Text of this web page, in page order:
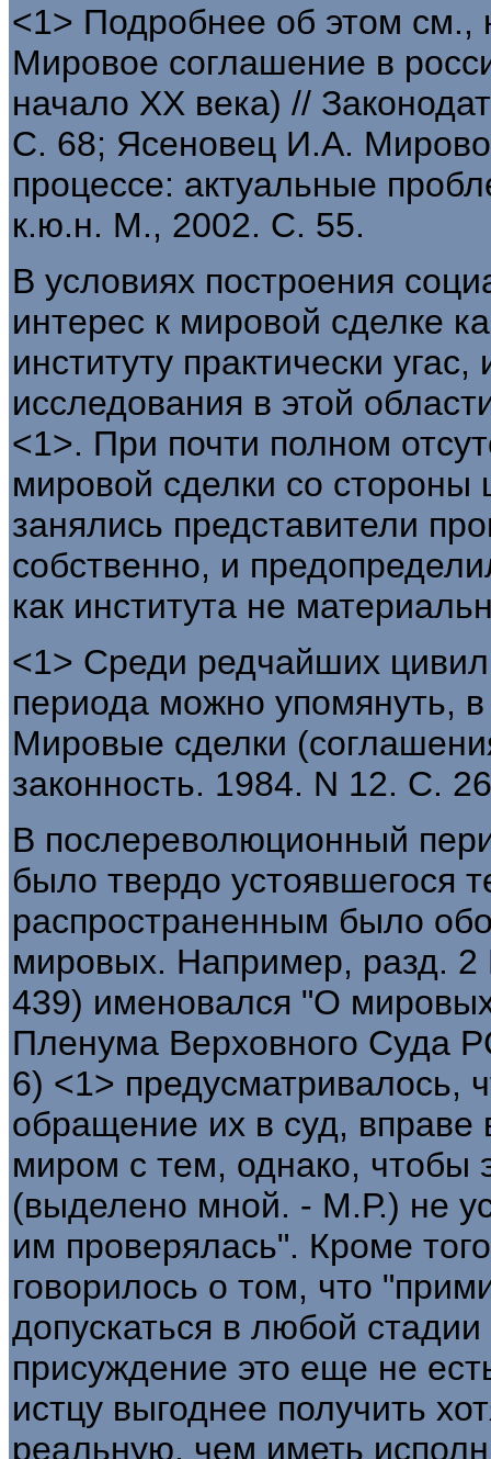
<1> Подробнее об этом
Мировое соглашение в
начало XX века) //
С. 68; Ясеновец И.А.
процессе: актуальные
к.ю.н. М., 2002. С. 55.
В условиях построения
интерес к мировой сделке
институту практически
исследования в этой
<1>. При почти полном
мировой сделки со стороны
занялись представители
собственно, и
как института не
<1> Среди редчайших
периода можно упомянуть,
Мировые сделки
законность. 1984. N 12. С.
В послереволюционный
было твердо устоявшегося
распространенным было
мировых. Например, разд. 2
439) именовался "О
Пленума Верховного Суда
6) <1> предусматривалось,
обращение их в суд,
миром с тем, однако,
(выделено мной. - М.Р.) не
им проверялась". Кроме
говорилось о том, что
допускаться в любой
присуждение это еще не
истцу выгоднее получить
реальную, чем иметь